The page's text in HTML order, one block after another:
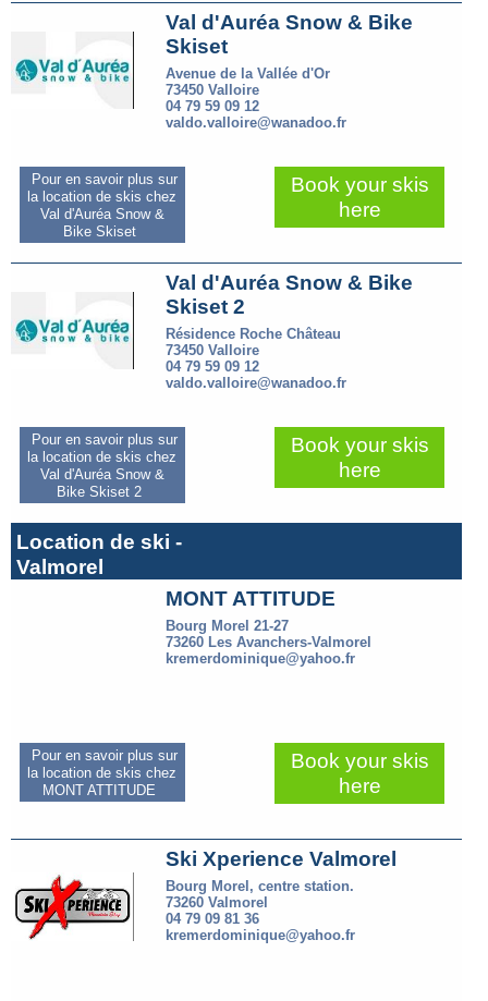
Val d'Auréa Snow & Bike
Skiset
Avenue de la Vallée d'Or
73450 Valloire
04 79 59 09 12
valdo.valloire@wanadoo.fr
Pour en savoir plus sur
la location de skis chez
Val d'Auréa Snow &
Bike Skiset
Book your skis
here
Val d'Auréa Snow & Bike
Skiset 2
Résidence Roche Château
73450 Valloire
04 79 59 09 12
valdo.valloire@wanadoo.fr
Pour en savoir plus sur
la location de skis chez
Val d'Auréa Snow &
Bike Skiset 2
Book your skis
here
Location de ski -
Valmorel
MONT ATTITUDE
Bourg Morel 21-27
73260 Les Avanchers-Valmorel
kremerdominique@yahoo.fr
Pour en savoir plus sur
la location de skis chez
MONT ATTITUDE
Book your skis
here
Ski Xperience Valmorel
Bourg Morel, centre station.
73260 Valmorel
04 79 09 81 36
kremerdominique@yahoo.fr